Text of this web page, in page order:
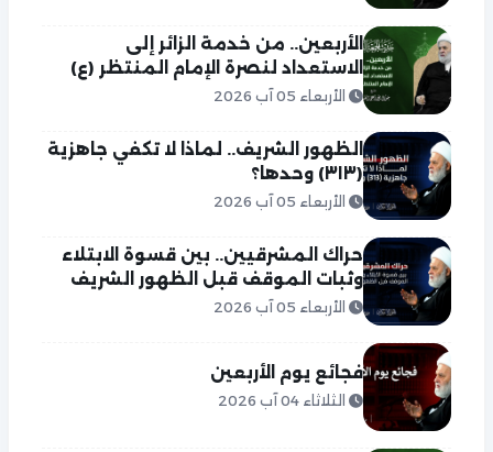
الأربعين.. من خدمة الزائر إلى
الاستعداد لنصرة الإمام المنتظر (ع)
الأربعاء 05 آب 2026
الظهور الشريف.. لماذا لا تكفي جاهزية
(٣١٣) وحدها؟
الأربعاء 05 آب 2026
حراك المشرقيين.. بين قسوة الابتلاء
وثبات الموقف قبل الظهور الشريف
الأربعاء 05 آب 2026
فجائع يوم الأربعين
الثلاثاء 04 آب 2026